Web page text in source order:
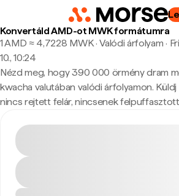
Konvertáld AMD-ot MWK formátumra
1 AMD ≈ 4,7228 MWK · Valódi árfolyam ·
10., 10:24
Nézd meg, hogy 390 000 örmény dram
kwacha valutában valódi árfolyamon.
nincs rejtett felár, nincsenek